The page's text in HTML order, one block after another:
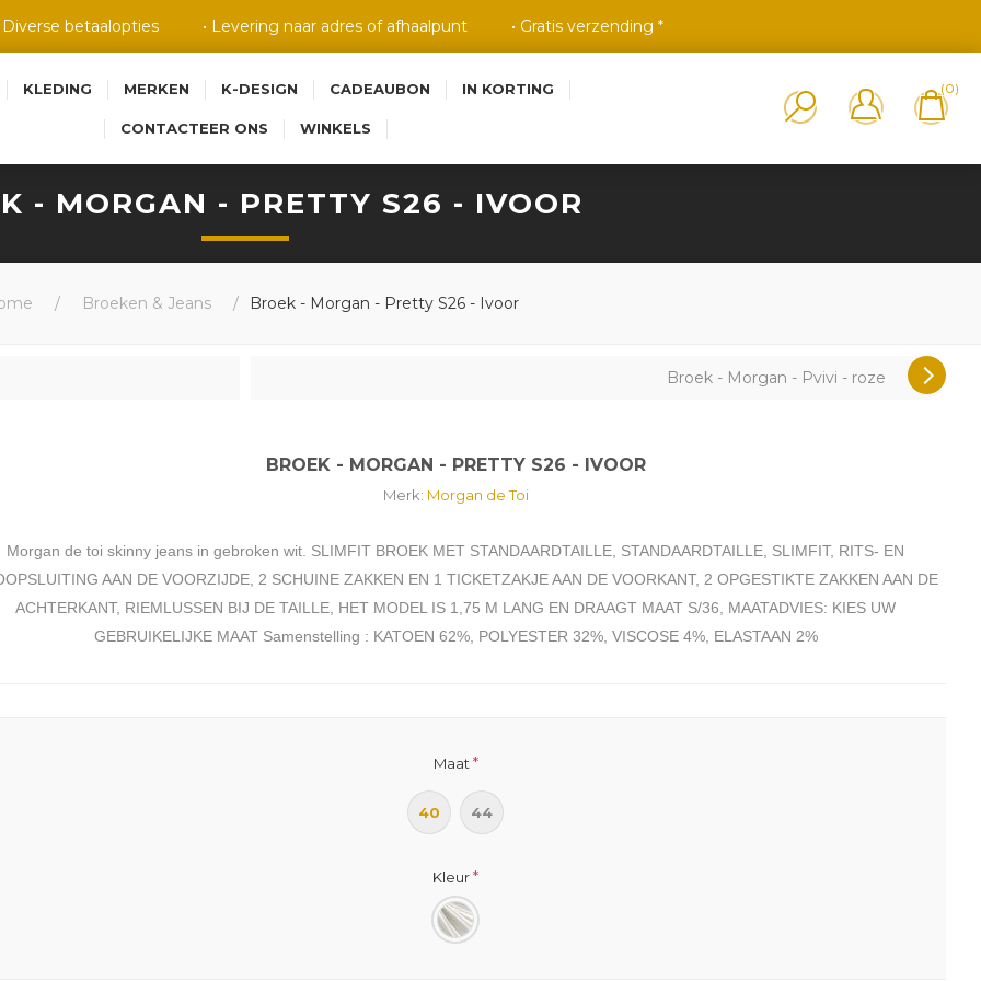
Diverse betaalopties • Levering naar adres of afhaalpunt • Gratis verzending *
KLEDING MERKEN K-DESIGN CADEAUBON IN KORTING
CONTACTEER ONS WINKELS
(0)
/ Broeken & Jeans / Broek - Morgan - Pretty S26 - Ivoor
Broek - Morgan - Pvivi - roze
- MORGAN - PRETTY S26 - IVOOR
BROEK - MORGAN - PRETTY S26 - IVOOR
Merk: Morgan de Toi
Morgan de toi skinny jeans in gebroken wit. SLIMFIT BROEK MET STANDAARDTAILLE, STANDAARDTAILLE, SLIMFIT, RITS- EN
AAN DE VOORZIJDE, 2 SCHUINE ZAKKEN EN 1 TICKETZAKJE AAN DE VOORKANT, 2 OPGESTIKTE ZAKKEN AAN DE
ACHTERKANT, RIEMLUSSEN BIJ DE TAILLE, HET MODEL IS 1,75 M LANG EN DRAAGT MAAT S/36, MAATADVIES: KIES UW
GEBRUIKELIJKE MAAT Samenstelling : KATOEN 62%, POLYESTER 32%, VISCOSE 4%, ELASTAAN 2%
Maat *
40 44
Kleur*